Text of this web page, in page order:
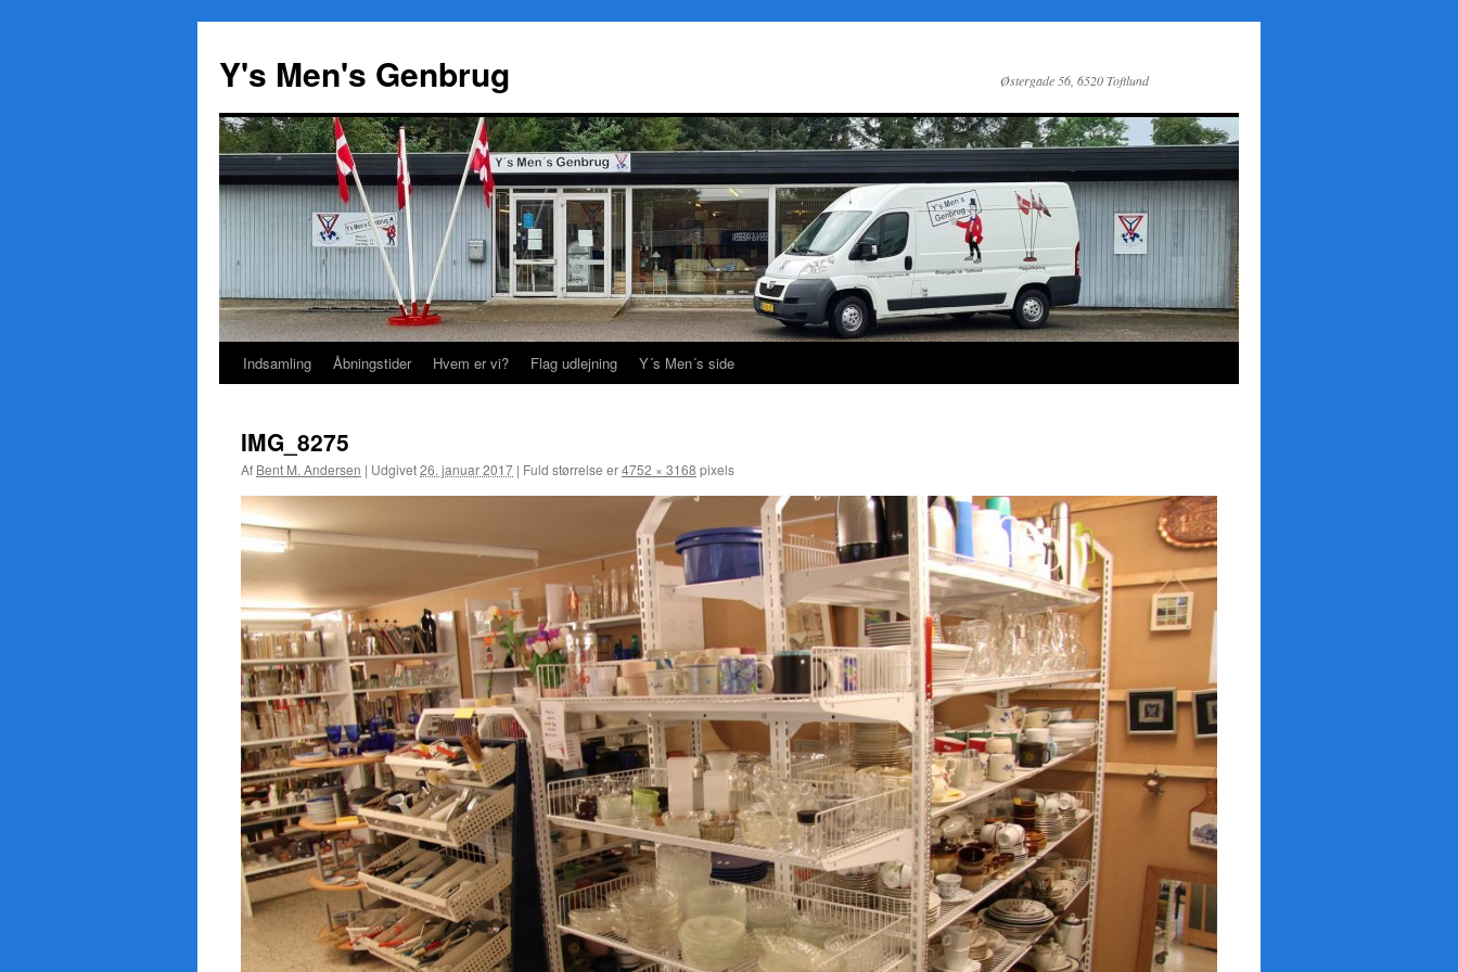
Y's Men's Genbrug Østergade 56, 6520 Toftlund
Hop
indhold
Indsamling Åbningstider Hvem er vi? Flag udlejning Y´s Men´s side
IMG_8275
Af Bent M. Andersen | Udgivet26. januar 2017 | Fuld størrelse er4752 × 3168 pixels